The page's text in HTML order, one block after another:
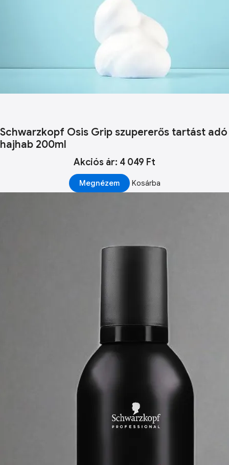
Schwarzkopf Osis Grip szupererős tartást adó
hajhab 200ml
Akciós ár: 4 049 Ft
Megnézem Kosárba